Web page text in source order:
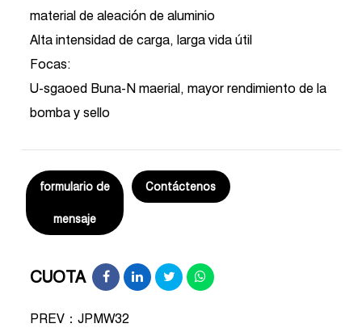
material de aleación de aluminio
Alta intensidad de carga, larga vida útil
Focas:
U-sgaoed Buna-N maerial, mayor rendimiento de la
bomba y sello
formulario de
mensaje
Contáctenos
CUOTA
PREV：JPMW32